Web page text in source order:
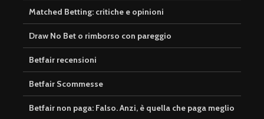
Matched Betting: critiche e opinioni
Draw No Bet o rimborso con pareggio
Betfair recensioni
Betfair Scommesse
Betfair non paga: Falso. Anzi, è quella che paga meglio